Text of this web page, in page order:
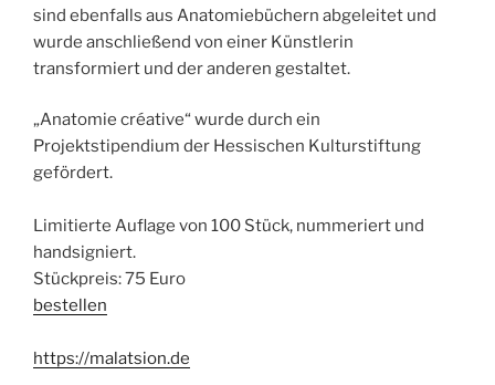
sind ebenfalls aus Anatomiebüchern abgeleitet und
wurde anschließend von einer Künstlerin
transformiert und der anderen gestaltet.
„Anatomie créative“ wurde durch ein
Projektstipendium der Hessischen Kulturstiftung
gefördert.
Limitierte Auflage von 100 Stück, nummeriert und
handsigniert.
Stückpreis: 75 Euro
bestellen
https://malatsion.de